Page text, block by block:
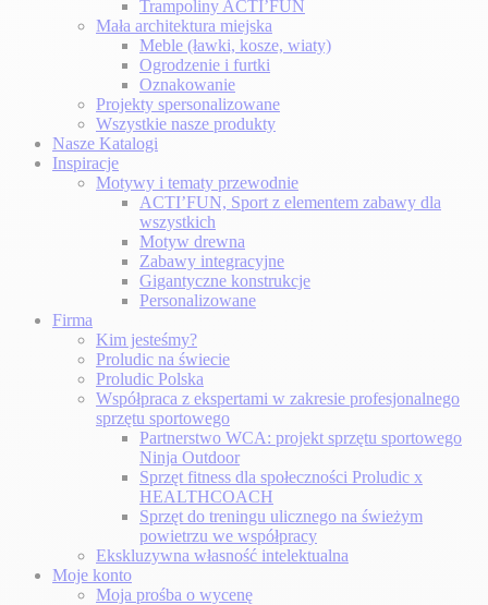
Trampoliny ACTI’FUN
Mała architektura miejska
Meble (ławki, kosze, wiaty)
Ogrodzenie i furtki
Oznakowanie
Projekty spersonalizowane
Wszystkie nasze produkty
Nasze Katalogi
Inspiracje
Motywy i tematy przewodnie
ACTI’FUN, Sport z elementem zabawy dla
wszystkich
Motyw drewna
Zabawy integracyjne
Gigantyczne konstrukcje
Personalizowane
Firma
Kim jesteśmy?
Proludic na świecie
Proludic Polska
Współpraca z ekspertami w zakresie profesjonalnego
sprzętu sportowego
Partnerstwo WCA: projekt sprzętu sportowego
Ninja Outdoor
Sprzęt fitness dla społeczności Proludic x
HEALTHCOACH
Sprzęt do treningu ulicznego na świeżym
powietrzu we współpracy
Ekskluzywna własność intelektualna
Moje konto
Moja prośba o wycenę